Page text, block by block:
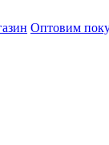
Оптовим